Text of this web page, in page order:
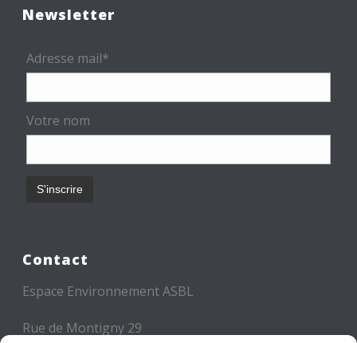
Newsletter
Adresse mail*
Votre nom
Contact
Espace Environnement ASBL
Rue de Montigny 29